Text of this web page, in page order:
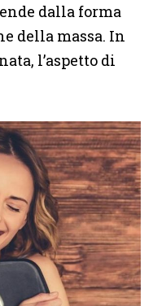
dalla forma
della massa. In
l’aspetto di